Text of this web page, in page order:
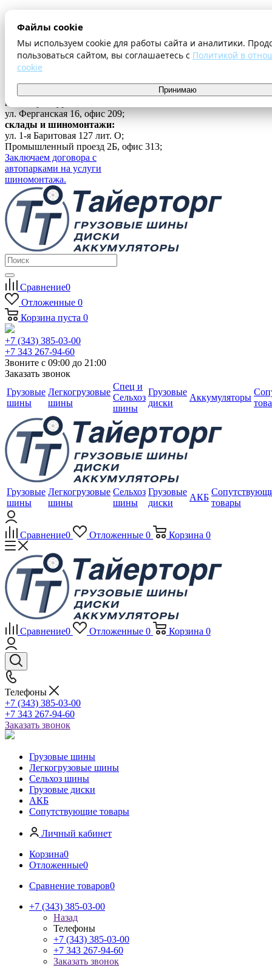
Файлы cookie
Мы используем cookie для работы сайта и аналитики.
пользоваться сайтом, вы соглашаетесь с Политикой в
cookie
Принимаю
Оплата и доставка
Шиномонтаж
Контакты
...
г. Екатеринбург
ул. Ферганская 16, офис 209;
склады и шиномонтажи:
ул. 1-я Баритовая 127 лит. О;
Промышленный проезд 2Б, офис 313;
Заключаем договора с
автопарками на услуги
шиномонтажа.
Сравнение0
Отложенные 0
Корзина пуста 0
+7 (343) 385-03-00
+7 343 267-94-60
Звоните с 09:00 до 21:00
Заказать звонок
Грузовые
шины
Легкогрузовые
шины
Спец и
Сельхоз
шины
Грузовые
диски
Аккумуляторы
Грузовые
шины
Легкогрузовые
шины
Сельхоз
шины
Грузовые
диски
АКБ
товары
Сравнение0 Отложенные 0 Корзина 0
Сравнение0 Отложенные 0 Корзина 0
Телефоны
+7 (343) 385-03-00
+7 343 267-94-60
Заказать звонок
Грузовые шины
Легкогрузовые шины
Сельхоз шины
Грузовые диски
АКБ
Сопутствующие товары
Личный кабинет
Корзина0
Отложенные0
Сравнение товаров0
+7 (343) 385-03-00
Назад
Телефоны
+7 (343) 385-03-00
+7 343 267-94-60
Заказать звонок